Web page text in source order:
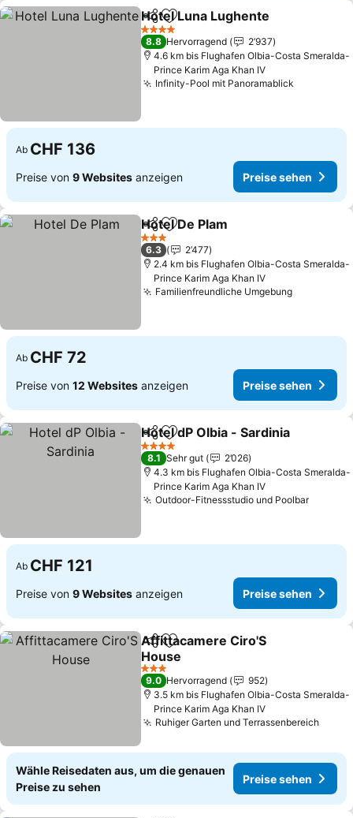
TeilenZu Favoriten hinzufügen
Hotel Luna Lughente
4 Sterne
8.8 Hervorragend
2’937
4.6 km bis Flughafen Olbia-Costa Smeralda-
Prince Karim Aga Khan IV
Infinity-Pool mit Panoramablick
Ab CHF 136
Preise von 9 Websites anzeigen Preise sehen
TeilenZu Favoriten hinzufügen
Hotel De Plam
3 Sterne
6.3
2’477
2.4 km bis Flughafen Olbia-Costa Smeralda-
Prince Karim Aga Khan IV
Familienfreundliche Umgebung
Ab CHF 72
Preise von 12 Websites anzeigen Preise sehen
TeilenZu Favoriten hinzufügen
Hotel dP Olbia - Sardinia
4 Sterne
8.1 Sehr gut
2’026
4.3 km bis Flughafen Olbia-Costa Smeralda-
Prince Karim Aga Khan IV
Outdoor-Fitnessstudio und Poolbar
Ab CHF 121
Preise von 9 Websites anzeigen Preise sehen
TeilenZu Favoriten hinzufügen
Affittacamere Ciro'S
House
3 Sterne
9.0 Hervorragend
952
3.5 km bis Flughafen Olbia-Costa Smeralda-
Prince Karim Aga Khan IV
Ruhiger Garten und Terrassenbereich
Wähle Reisedaten aus, um die genauen
Preise zu sehen
Preise sehen